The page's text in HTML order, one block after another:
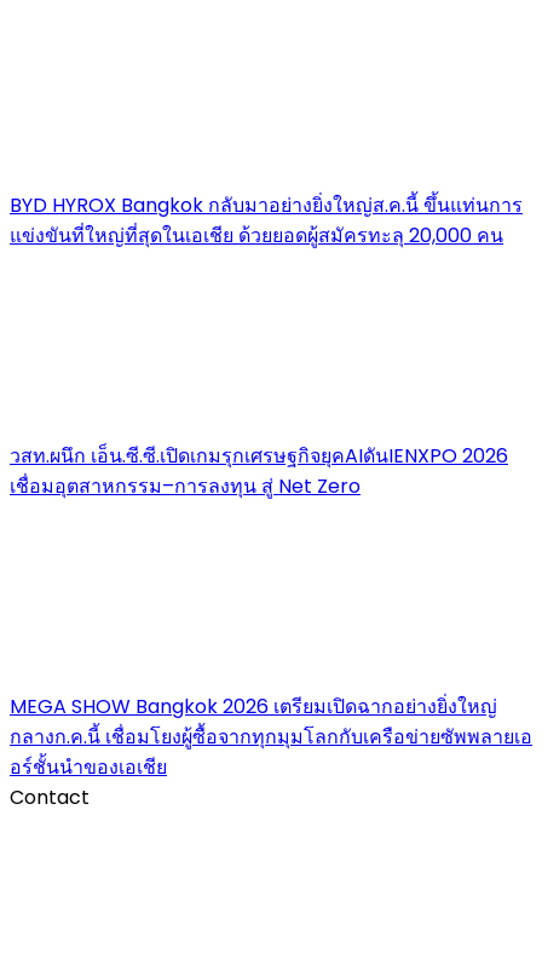
BYD HYROX Bangkok กลับมาอย่างยิ่งใหญ่ส.ค.นี้ ขึ้นแท่นการ
แข่งขันที่ใหญ่ที่สุดในเอเชีย ด้วยยอดผู้สมัครทะลุ 20,000 คน
วสท.ผนึก เอ็น.ซี.ซี.เปิดเกมรุกเศรษฐกิจยุคAIดันIENXPO 2026
เชื่อมอุตสาหกรรม–การลงทุน สู่ Net Zero
MEGA SHOW Bangkok 2026 เตรียมเปิดฉากอย่างยิ่งใหญ่
กลางก.ค.นี้ เชื่อมโยงผู้ซื้อจากทุกมุมโลกกับเครือข่ายซัพพลายเอ
อร์ชั้นนำของเอเชีย
Contact